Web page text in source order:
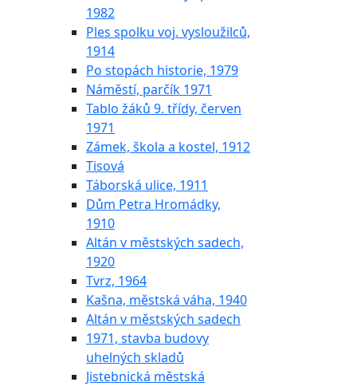
1982
Ples spolku voj. vysloužilců,
1914
Po stopách historie, 1979
Náměstí, parčík 1971
Tablo žáků 9. třídy, červen
1971
Zámek, škola a kostel, 1912
Tisová
Táborská ulice, 1911
Dům Petra Hromádky,
1910
Altán v městských sadech,
1920
Tvrz, 1964
Kašna, městská váha, 1940
Altán v městských sadech
1971, stavba budovy
uhelných skladů
Jistebnická městská